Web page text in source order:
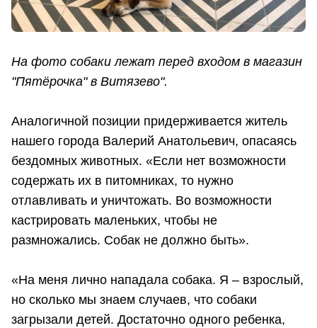
На фото собаки лежат перед входом в магазин
"Пятёрочка" в Витязево".
Аналогичной позиции придерживается житель
нашего города Валерий Анатольевич, опасаясь
бездомных животных. «Если нет возможности
содержать их в питомниках, то нужно
отлавливать и уничтожать. Во возможности
кастрировать маленьких, чтобы не
размножались. Собак не должно быть».
«На меня лично нападала собака. Я – взрослый,
но сколько мы знаем случаев, что собаки
загрызали детей. Достаточно одного ребенка,